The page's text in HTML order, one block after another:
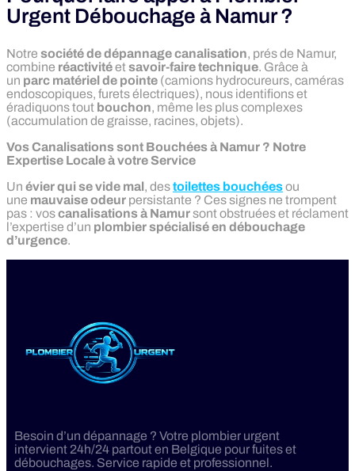
Urgent Débouchage à Namur ?
Notre société de dépannage canalisation, prés de Namur,
combine réactivitéetsavoir-faire technique. Grâce à
un parc matériel de pointe (camions hydrocureurs, caméras
endoscopiques, furets électriques), nous identifions et
éradiquons tout bouchon, même les plus complexes
(accumulation de graisse, racines, objets).
Vos Canalisations sont Bouchées à Namur ? Notre
Expertise Locale à votre Service
Un évier qui se vide mal, destoilettes bouchéesou
une mauvaise odeur persistante ? Ces signes ne trompent
pas : voscanalisations à Namursont obstruées et réclament
l’expertise d’un plombier spécialisé en débouchage
d’urgence.
Besoin d’un dépannage ? Votre plombier urgent
intervient 24h/24 partout en Belgique pour fuites et
débouchages. Service rapide et professionnel.